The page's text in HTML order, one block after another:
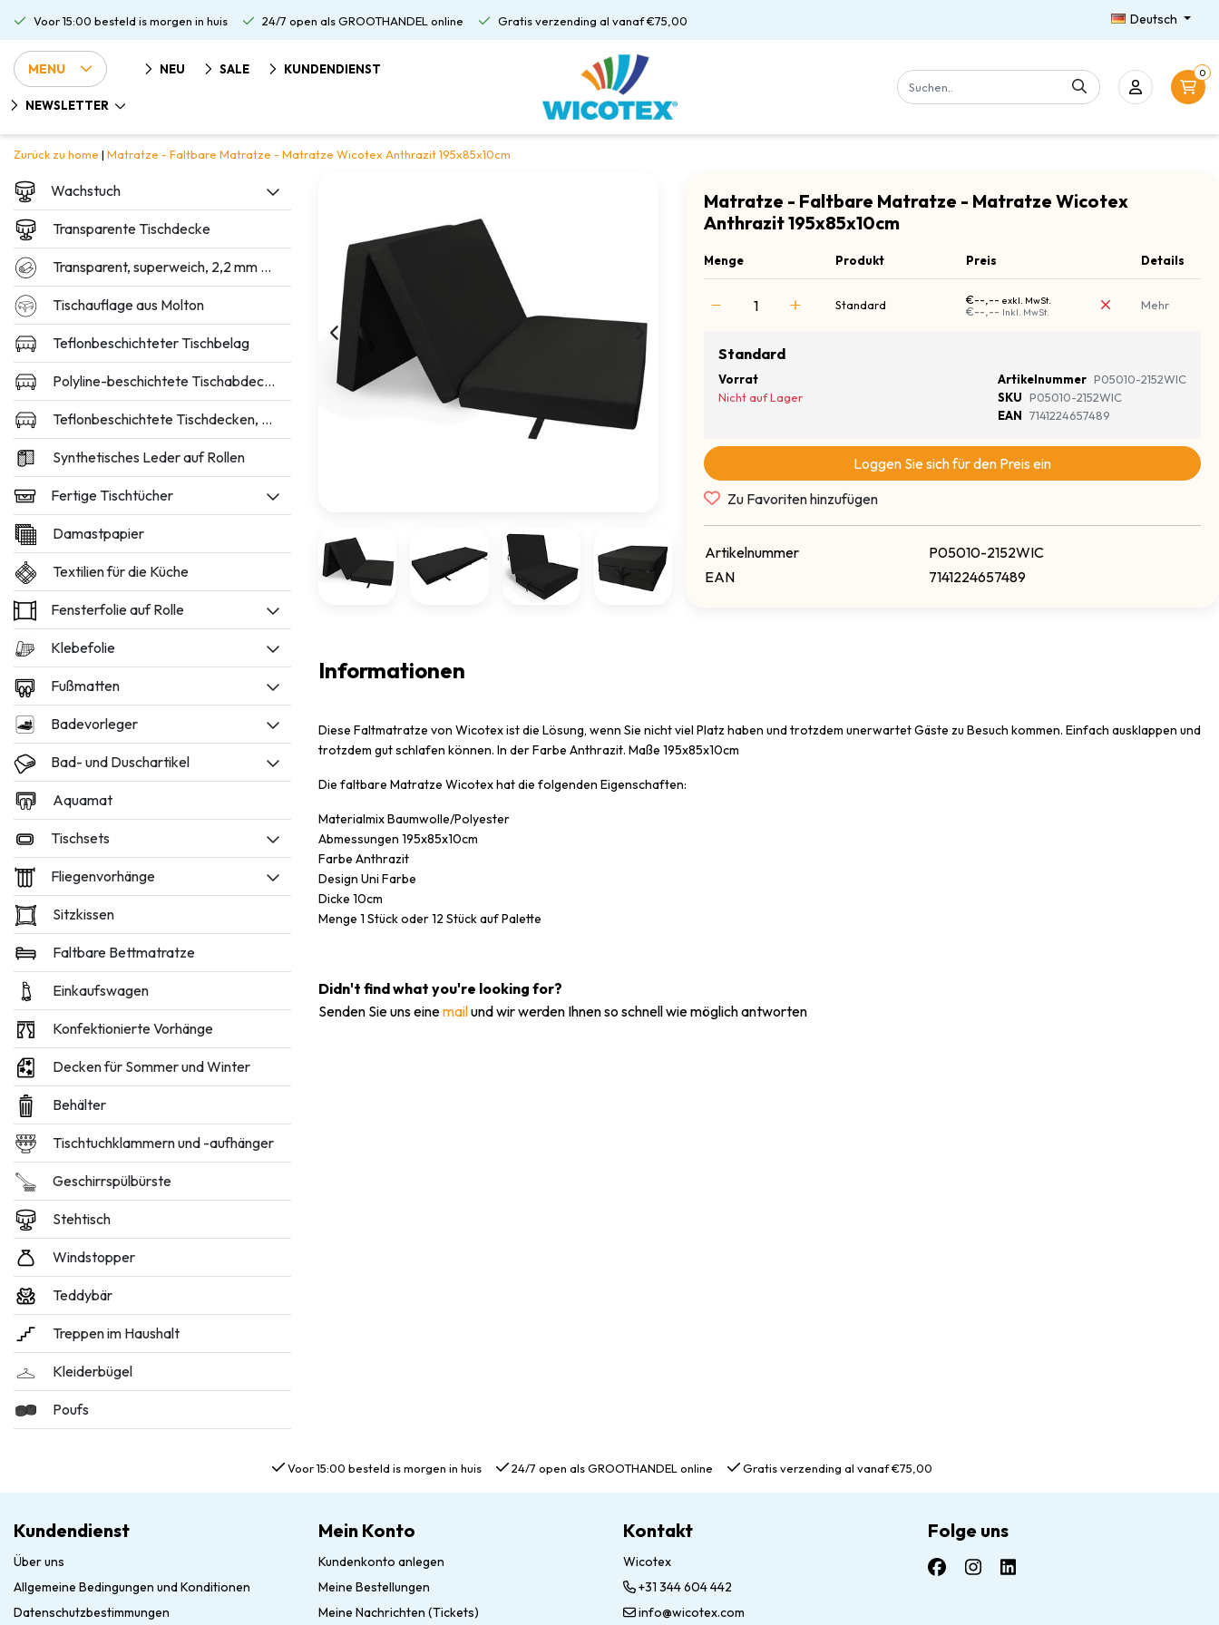
Voor 15:00 besteld is morgen in huis 24/7 open als GROOTHANDEL online Gratis verzending al vanaf €75,00 Deutsch
MENU NEU SALE KUNDENDIENST
NEWSLETTER
0
Zurück zu home | Matratze - Faltbare Matratze - Matratze Wicotex Anthrazit 195x85x10cm
Wachstuch
Transparente Tischdecke
Transparent, superweich, 2,2 mm dick
Tischauflage aus Molton
Teflonbeschichteter Tischbelag
Polyline-beschichtete Tischabdeckung
Teflonbeschichtete Tischdecken, 160 und 180 cm breit
Synthetisches Leder auf Rollen
Fertige Tischtücher
Damastpapier
Textilien für die Küche
Fensterfolie auf Rolle
Klebefolie
Fußmatten
Badevorleger
Bad- und Duschartikel
Aquamat
Tischsets
Fliegenvorhänge
Sitzkissen
Faltbare Bettmatratze
Einkaufswagen
Konfektionierte Vorhänge
Decken für Sommer und Winter
Behälter
Tischtuchklammern und -aufhänger
Geschirrspülbürste
Stehtisch
Windstopper
Teddybär
Treppen im Haushalt
Kleiderbügel
Poufs
Matratze - Faltbare Matratze - Matratze Wicotex
Anthrazit 195x85x10cm
Menge Produkt Preis Details
Standard €--,-- exkl. MwSt.
€--,-- Inkl. MwSt. Mehr
Standard
Vorrat
Nicht auf Lager
Artikelnummer P05010-2152WIC
SKU P05010-2152WIC
EAN 7141224657489
Loggen Sie sich für den Preis ein
Zu Favoriten hinzufügen
Artikelnummer
P05010-2152WIC
EAN
7141224657489
Informationen
Diese Faltmatratze von Wicotex ist die Lösung, wenn Sie nicht viel Platz haben und trotzdem unerwartet Gäste zu Besuch kommen. Einfach ausklappen und
trotzdem gut schlafen können. In der Farbe Anthrazit. Maße 195x85x10cm
Die faltbare Matratze Wicotex hat die folgenden Eigenschaften:
Materialmix Baumwolle/Polyester
Abmessungen 195x85x10cm
Farbe Anthrazit
Design Uni Farbe
Dicke 10cm
Menge 1 Stück oder 12 Stück auf Palette
Didn't find what you're looking for?
Senden Sie uns einemailund wir werden Ihnen so schnell wie möglich antworten
Voor 15:00 besteld is morgen in huis 24/7 open als GROOTHANDEL online Gratis verzending al vanaf €75,00
Kundendienst
Über uns
Allgemeine Bedingungen und Konditionen
Datenschutzbestimmungen
Mein Konto
Kundenkonto anlegen
Meine Bestellungen
Meine Nachrichten (Tickets)
Kontakt
Wicotex
+31 344 604 442
info@wicotex.com
Folge uns